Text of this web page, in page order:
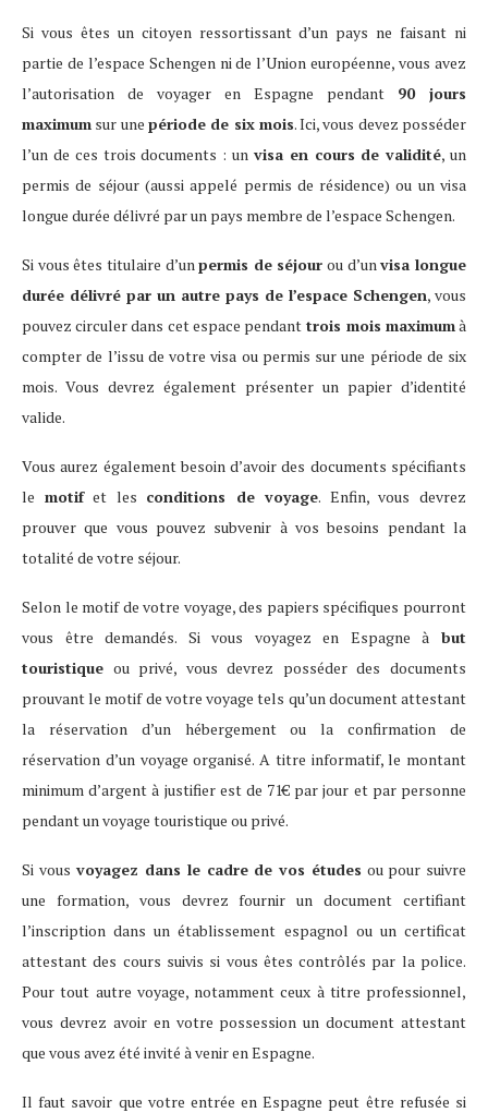
Si vous êtes un citoyen ressortissant d’un pays ne faisant ni
partie de l’espace Schengen ni de l’Union européenne, vous avez
l’autorisation de voyager en Espagne pendant 90 jours
maximum sur une période de six mois. Ici, vous devez posséder
l’un de ces trois documents : un visa en cours de validité, un
permis de séjour (aussi appelé permis de résidence) ou un visa
longue durée délivré par un pays membre de l’espace Schengen.
Si vous êtes titulaire d’unpermis de séjour ou d’unvisa longue
durée délivré par un autre pays de l’espace Schengen, vous
pouvez circuler dans cet espace pendant trois mois maximumà
compter de l’issu de votre visa ou permis sur une période de six
mois. Vous devrez également présenter un papier d’identité
valide.
Vous aurez également besoin d’avoir des documents spécifiants
le motifet les conditions de voyage. Enfin, vous devrez
prouver que vous pouvez subvenir à vos besoins pendant la
totalité de votre séjour.
Selon le motif de votre voyage, des papiers spécifiques pourront
vous être demandés. Si vous voyagez en Espagne à but
touristique ou privé, vous devrez posséder des documents
prouvant le motif de votre voyage tels qu’un document attestant
la réservation d’un hébergement ou la confirmation de
réservation d’un voyage organisé. A titre informatif, le montant
minimum d’argent à justifier est de 71€ par jour et par personne
pendant un voyage touristique ou privé.
Si vous voyagez dans le cadre de vos études ou pour suivre
une formation, vous devrez fournir un document certifiant
l’inscription dans un établissement espagnol ou un certificat
attestant des cours suivis si vous êtes contrôlés par la police.
Pour tout autre voyage, notamment ceux à titre professionnel,
vous devrez avoir en votre possession un document attestant
que vous avez été invité à venir en Espagne.
Il faut savoir que votre entrée en Espagne peut être refusée si